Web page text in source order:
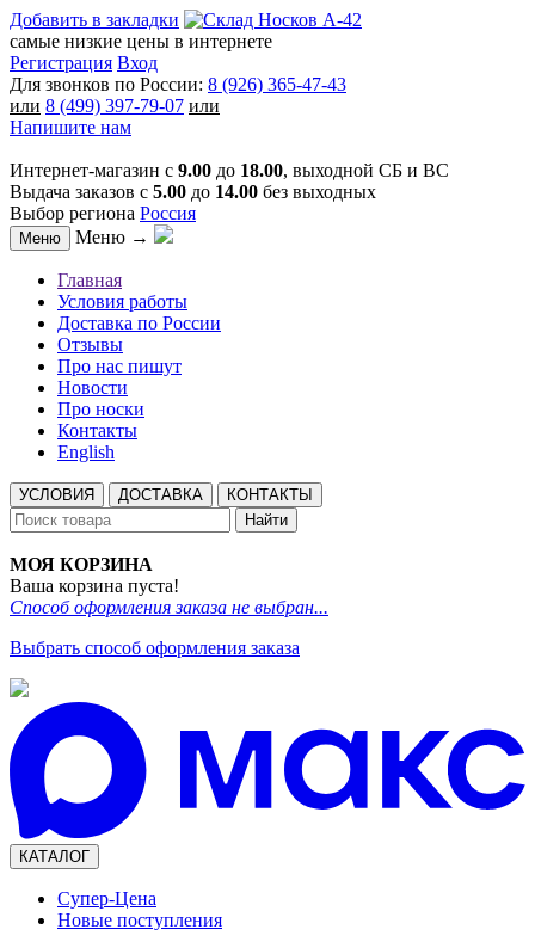
Добавить в закладки
самые низкие цены в интернете
Регистрация Вход
Для звонков по России: 8 (926) 365-47-43
или 8 (499) 397-79-07 или
Напишите нам
Интернет-магазин с 9.00 до 18.00, выходной СБ и ВС
Выдача заказов с 5.00 до 14.00 без выходных
Выбор региона Россия
Меню Меню →
Главная
Условия работы
Доставка по России
Отзывы
Про нас пишут
Новости
Про носки
Контакты
English
УСЛОВИЯ ДОСТАВКА
КОНТАКТЫ
Найти
МОЯ КОРЗИНА
Ваша корзина пуста!
Способ оформления заказа не выбран...
Выбрать способ оформления заказа
КАТАЛОГ
Супер-Цена
Новые поступления